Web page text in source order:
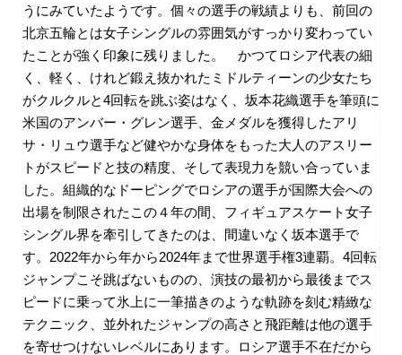
うにみていたようです。個々の選手の戦績よりも、前回の
北京五輪とは女子シングルの雰囲気がすっかり変わってい
たことが強く印象に残りました。 かつてロシア代表の細
く、軽く、けれど鍛え抜かれたミドルティーンの少女たち
がクルクルと4回転を跳ぶ姿はなく、坂本花織選手を筆頭に
米国のアンバー・グレン選手、金メダルを獲得したアリ
サ・リュウ選手など健やかな身体をもった大人のアスリー
トがスピードと技の精度、そして表現力を競い合っていま
した。組織的なドーピングでロシアの選手が国際大会への
出場を制限されたこの４年の間、フィギュアスケート女子
シングル界を牽引してきたのは、間違いなく坂本選手で
す。2022年から年から2024年まで世界選手権3連覇。 4回転
ジャンプこそ跳ばないものの、演技の最初から最後までス
ピードに乗って氷上に一筆描きのような軌跡を刻む精緻な
テクニック、並外れたジャンプの高さと飛距離は他の選手
を寄せつけないレベルにあります。ロシア選手不在だから